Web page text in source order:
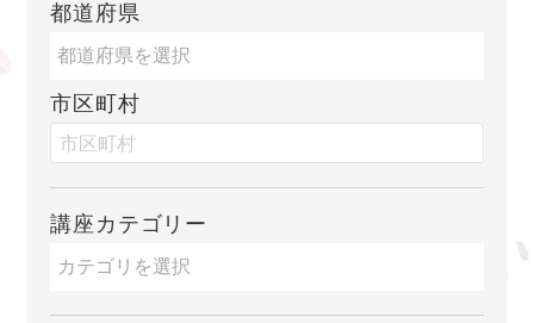
都道府県
市区町村
講座カテゴリー